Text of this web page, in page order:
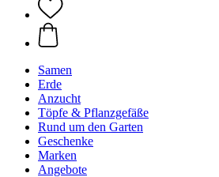
Samen
Erde
Anzucht
Töpfe & Pflanzgefäße
Rund um den Garten
Geschenke
Marken
Angebote